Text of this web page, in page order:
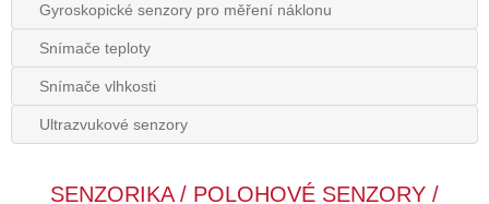
Gyroskopické senzory pro měření náklonu
Snímače teploty
Snímače vlhkosti
Ultrazvukové senzory
SENZORIKA / POLOHOVÉ SENZORY /